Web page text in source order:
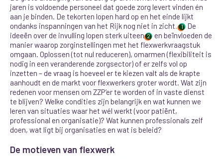
jaren is voldoende personeel dat goede zorg levert vinden én
aan je binden. De tekorten lopen hard op en het einde lijkt
ondanks inspanningen van het Rijk nog niet in zicht. 1 De
ideeën over de invulling lopen sterk uiteen 2 en beïnvloeden de
manier waarop zorginstellingen met het flexwerkvraagstuk
omgaan. Oplossen (tot nul reduceren), omarmen (flexibiliteit is
nodig in een veranderende zorgsector) of er zelfs vol op
inzetten – de vraag is hoeveel er te kiezen valt als de krapte
aanhoudt en de markt voor flexwerkers groter wordt. Wat zijn
redenen voor mensen om ZZP’er te worden of in vaste dienst
te blijven? Welke condities zijn belangrijk en wat kunnen we
leren van situaties waar het wél werkt(voor patiënt,
professional en organisatie)? Wat kunnen professionals zelf
doen, wat ligt bij organisaties en wat is beleid?
De motieven van flexwerk